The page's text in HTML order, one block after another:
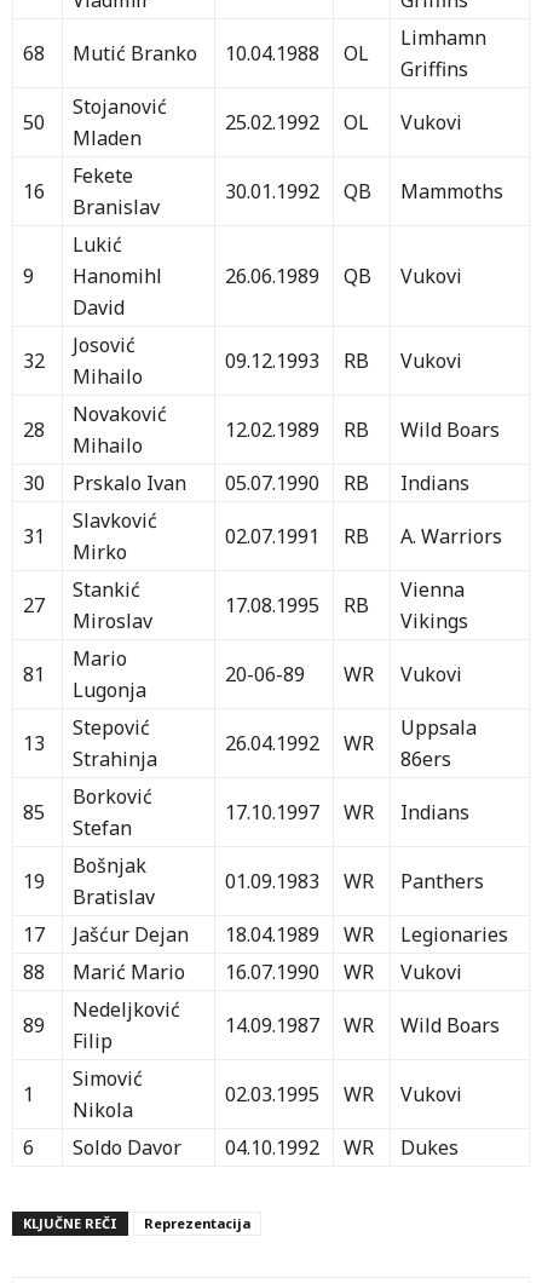
68
Mutić Branko 10.04.1988 OL
Limhamn
Griffins
50
Stojanović
Mladen
25.02.1992 OL Vukovi
16
Fekete
Branislav
30.01.1992 QB Mammoths
9
Lukić
Hanomihl
David
26.06.1989 QB Vukovi
32
Josović
Mihailo
09.12.1993 RB Vukovi
28
Novaković
Mihailo
12.02.1989 RB
Wild Boars
30
Prskalo Ivan 05.07.1990 RB
Indians
31
Slavković
Mirko
02.07.1991 RB A. Warriors
27
Stankić
Miroslav
17.08.1995 RB
Vienna
Vikings
81
Mario
Lugonja
20-06-89 WR Vukovi
13
Stepović
Strahinja
26.04.1992 WR
Uppsala
86ers
85
Borković
Stefan
17.10.1997 WR Indians
19
Bošnjak
Bratislav
01.09.1983 WR
Panthers
17
Jašćur Dejan 18.04.1989 WR
Legionaries
88
Marić Mario 16.07.1990 WR
Vukovi
89
Nedeljković
Filip
14.09.1987 WR Wild Boars
1
Simović
Nikola
02.03.1995 WR
Vukovi
6
Soldo Davor 04.10.1992 WR Dukes
KLJUČNE REČI Reprezentacija